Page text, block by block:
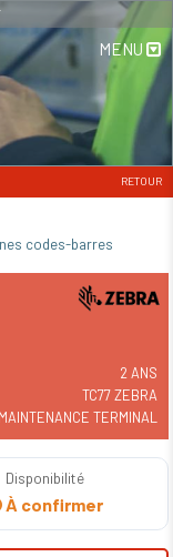
MENU
RETOUR
codes-barres
2 ANS
TC77 ZEBRA
TERMINAL
Disponibilité
À confirmer